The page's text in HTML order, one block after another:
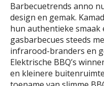
Barbecuetrends anno
design en gemak.
hun authentieke smaak
gasbarbecues steeds
infrarood-branders en
Elektrische BBQ’s
en kleinere